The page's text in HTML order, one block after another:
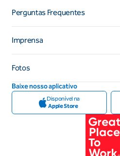
Perguntas Frequentes
Imprensa
Fotos
Baixe nosso aplicativo
Disponível na
Apple Store